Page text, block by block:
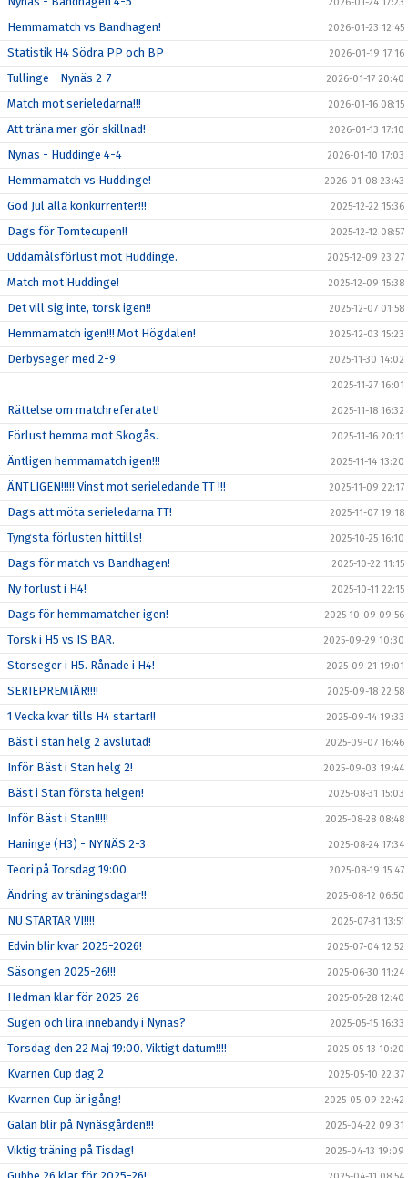
Hemmamatch vs Bandhagen! 2026-01-23 12:45
Statistik H4 Södra PP och BP 2026-01-19 17:16
Tullinge - Nynäs 2-7 2026-01-17 20:40
Match mot serieledarna!!! 2026-01-16 08:15
Att träna mer gör skillnad! 2026-01-13 17:10
Nynäs - Huddinge 4-4 2026-01-10 17:03
Hemmamatch vs Huddinge! 2026-01-08 23:43
God Jul alla konkurrenter!!! 2025-12-22 15:36
Dags för Tomtecupen!! 2025-12-12 08:57
Uddamålsförlust mot Huddinge. 2025-12-09 23:27
Match mot Huddinge! 2025-12-09 15:38
Det vill sig inte, torsk igen!! 2025-12-07 01:58
Hemmamatch igen!!! Mot Högdalen! 2025-12-03 15:23
Derbyseger med 2-9 2025-11-30 14:02
2025-11-27 16:01
Rättelse om matchreferatet! 2025-11-18 16:32
Förlust hemma mot Skogås. 2025-11-16 20:11
Äntligen hemmamatch igen!!! 2025-11-14 13:20
ÄNTLIGEN!!!!! Vinst mot serieledande TT !!! 2025-11-09 22:17
Dags att möta serieledarna TT! 2025-11-07 19:18
Tyngsta förlusten hittills! 2025-10-25 16:10
Dags för match vs Bandhagen! 2025-10-22 11:15
Ny förlust i H4! 2025-10-11 22:15
Dags för hemmamatcher igen! 2025-10-09 09:56
Torsk i H5 vs IS BAR. 2025-09-29 10:30
Storseger i H5. Rånade i H4! 2025-09-21 19:01
SERIEPREMIÄR!!!! 2025-09-18 22:58
1 Vecka kvar tills H4 startar!! 2025-09-14 19:33
Bäst i stan helg 2 avslutad! 2025-09-07 16:46
Inför Bäst i Stan helg 2! 2025-09-03 19:44
Bäst i Stan första helgen! 2025-08-31 15:03
Inför Bäst i Stan!!!!! 2025-08-28 08:48
Haninge (H3) - NYNÄS 2-3 2025-08-24 17:34
Teori på Torsdag 19:00 2025-08-19 15:47
Ändring av träningsdagar!! 2025-08-12 06:50
NU STARTAR VI!!!! 2025-07-31 13:51
Edvin blir kvar 2025-2026! 2025-07-04 12:52
Säsongen 2025-26!!! 2025-06-30 11:24
Hedman klar för 2025-26 2025-05-28 12:40
Sugen och lira innebandy i Nynäs? 2025-05-15 16:33
Torsdag den 22 Maj 19:00. Viktigt datum!!!! 2025-05-13 10:20
Kvarnen Cup dag 2 2025-05-10 22:37
Kvarnen Cup är igång! 2025-05-09 22:42
Galan blir på Nynäsgården!!! 2025-04-22 09:31
Viktig träning på Tisdag! 2025-04-13 19:09